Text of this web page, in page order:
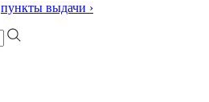
пункты выдачи ›